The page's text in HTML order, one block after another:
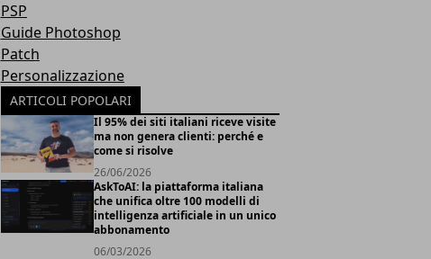
PSP
Guide Photoshop
Patch
Personalizzazione
ARTICOLI POPOLARI
Il 95% dei siti italiani riceve visite
ma non genera clienti: perché e
come si risolve
26/06/2026
AskToAI: la piattaforma italiana
che unifica oltre 100 modelli di
intelligenza artificiale in un unico
abbonamento
06/03/2026